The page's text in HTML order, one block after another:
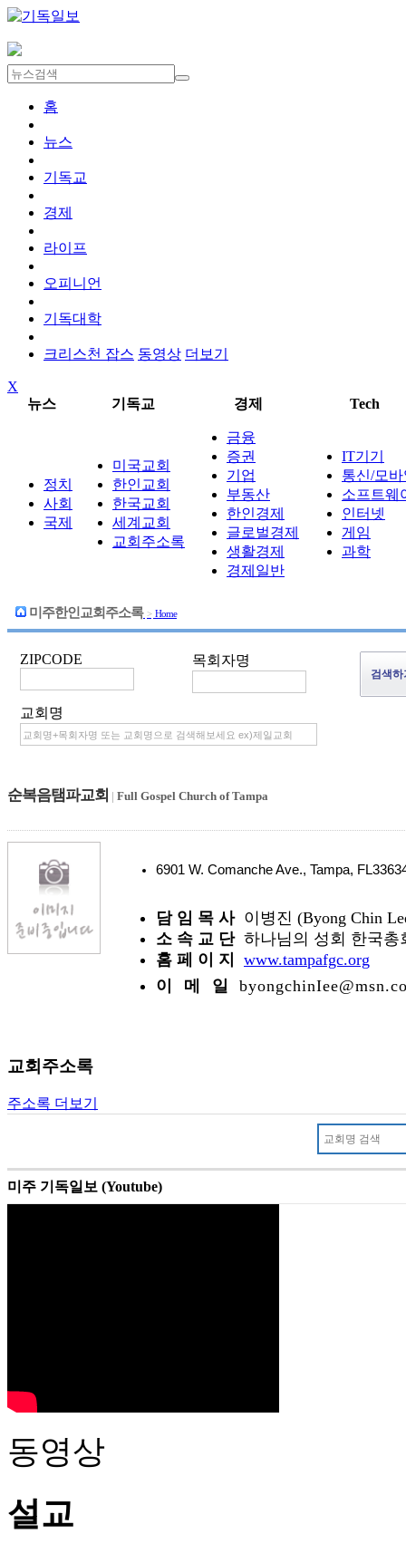
홈
뉴스
기독교
경제
라이프
오피니언
기독대학
크리스천 잡스 동영상 더보기
X
뉴스
기독교 경제 Tech
정치
사회
국제
미국교회
한인교회
한국교회
세계교회
교회주소록
금융
증권
기업
부동산
한인경제
글로벌경제
생활경제
경제일반
IT기기
통신/모
소프트웨
인터넷
게임
과학
미주한인교회주소록 > Home
ZIPCODE 목회자명
교회명
순복음탬파교회 | Full Gospel Church of Tampa
6901 W. Comanche Ave., Tampa,
담 임 목 사 이병진 (Byong Chin
소 속 교 단 하나님의 성회 한국총
홈 페 이 지
www.tampafgc.org
이 메 일
교회주소록
주소록 더보기
미주 기독일보 (Youtube)
동영상
설교